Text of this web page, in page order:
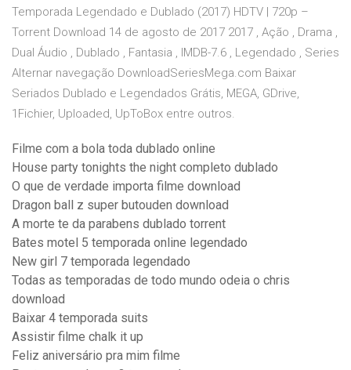
Temporada Legendado e Dublado (2017) HDTV | 720p –
Torrent Download 14 de agosto de 2017 2017 , Ação , Drama ,
Dual Áudio , Dublado , Fantasia , IMDB-7.6 , Legendado , Series
Alternar navegação DownloadSeriesMega.com Baixar
Seriados Dublado e Legendados Grátis, MEGA, GDrive,
1Fichier, Uploaded, UpToBox entre outros.
Filme com a bola toda dublado online
House party tonights the night completo dublado
O que de verdade importa filme download
Dragon ball z super butouden download
A morte te da parabens dublado torrent
Bates motel 5 temporada online legendado
New girl 7 temporada legendado
Todas as temporadas de todo mundo odeia o chris
download
Baixar 4 temporada suits
Assistir filme chalk it up
Feliz aniversário pra mim filme